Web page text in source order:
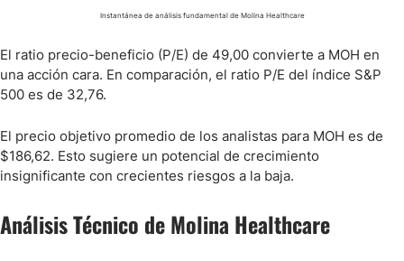
Instantánea de análisis fundamental de Molina Healthcare
El ratio precio-beneficio (P/E) de 49,00 convierte a MOH en
una acción cara. En comparación, el ratio P/E del índice S&P
500 es de 32,76.
El precio objetivo promedio de los analistas para MOH es de
$186,62. Esto sugiere un potencial de crecimiento
insignificante con crecientes riesgos a la baja.
Análisis Técnico de Molina Healthcare